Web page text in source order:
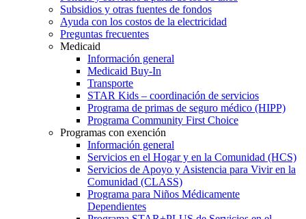
Subsidios y otras fuentes de fondos
Ayuda con los costos de la electricidad
Preguntas frecuentes
Medicaid
Información general
Medicaid Buy-In
Transporte
STAR Kids – coordinación de servicios
Programa de primas de seguro médico (HIPP)
Programa Community First Choice
Programas con exención
Información general
Servicios en el Hogar y en la Comunidad (HCS)
Servicios de Apoyo y Asistencia para Vivir en la
Comunidad (CLASS)
Programa para Niños Médicamente
Dependientes